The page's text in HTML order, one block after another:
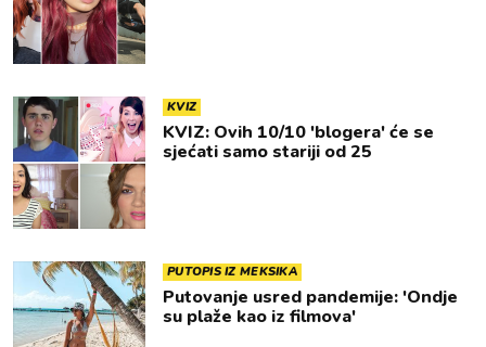
KVIZ
KVIZ: Ovih 10/10 'blogera' će se
sjećati samo stariji od 25
PUTOPIS IZ MEKSIKA
Putovanje usred pandemije: 'Ondje
su plaže kao iz filmova'